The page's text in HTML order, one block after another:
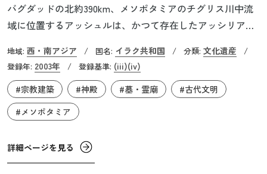
バグダッドの北約390km、メソポタミアのチグリス川中流
域に位置するアッシュルは、かつて存在したアッシリア帝
ルカットと呼ばれています。都市の起源は紀元前3千年紀前
半、シュメール人の初期王朝が存在していた時代に遡りま
す。アッカド帝国（紀元前2334～前2154年頃）の時代には
重要な中心地であり、ウル第3王朝（紀元2112～前2004年
頃）には統治下に置かれていました。紀元前14世紀から前9
世紀にかけては、アッシリア帝国の都が置かれ、西アジア
の交易都市として発展していきます。しかし、紀元前612年
地域: 西・南アジア / 国名: イラク共和国 / 分類: 文化遺産
/
登録年: 2003年 / 登録基準: (iii)(iv)
#宗教建築
#神殿 #墓・霊廟
#古代文明
#メソポタミア
詳細ページを見る